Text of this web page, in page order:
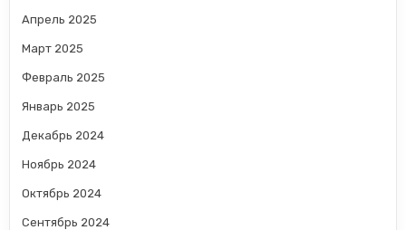
Апрель 2025
Март 2025
Февраль 2025
Январь 2025
Декабрь 2024
Ноябрь 2024
Октябрь 2024
Сентябрь 2024